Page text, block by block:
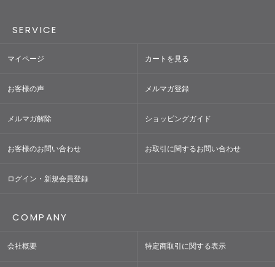
SERVICE
マイページ カートを見る
お客様の声 メルマガ登録
メルマガ解除 ショッピングガイド
お客様のお問い合わせ お取引に関するお問い合わせ
ログイン・新規会員登録
COMPANY
会社概要 特定商取引に関する表示